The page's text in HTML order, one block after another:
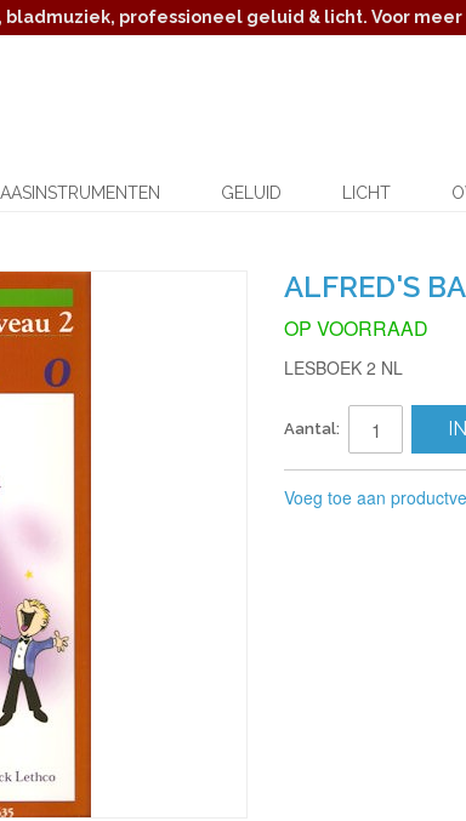
professioneel geluid & licht. Voor meer
GELUID LICHT
ALFRED'S
OP VOORRAAD
LESBOEK 2 NL
Aantal:
Voeg toe aan